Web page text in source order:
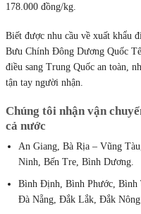
178.000 đồng/kg.
Biết được nhu cầu về xuất khẩu
Bưu Chính Đông Dương Quốc
điều sang Trung Quốc an toàn,
tận tay người nhận.
Chúng tôi nhận vận
cả nước
An Giang, Bà Rịa – Vũng
Ninh, Bến Tre, Bình Dương.
Bình Định, Bình Phước, Bình
Đà Nẵng, Đắk Lắk, Đắk Nông.